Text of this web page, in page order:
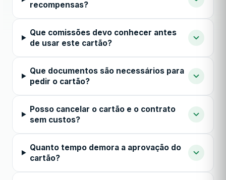
recompensas?
Que comissões devo conhecer antes
de usar este cartão?
Que documentos são necessários para
pedir o cartão?
Posso cancelar o cartão e o contrato
sem custos?
Quanto tempo demora a aprovação do
cartão?